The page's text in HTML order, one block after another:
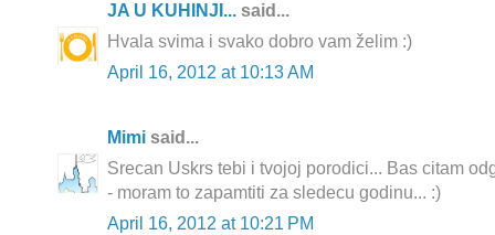
JA U KUHINJI... said...
Hvala svima i svako dobro vam želim :)
April 16, 2012 at 10:13 AM
Mimi said...
Srecan Uskrs tebi i tvojoj porodici... Bas citam
- moram to zapamtiti za sledecu godinu... :)
April 16, 2012 at 10:21 PM